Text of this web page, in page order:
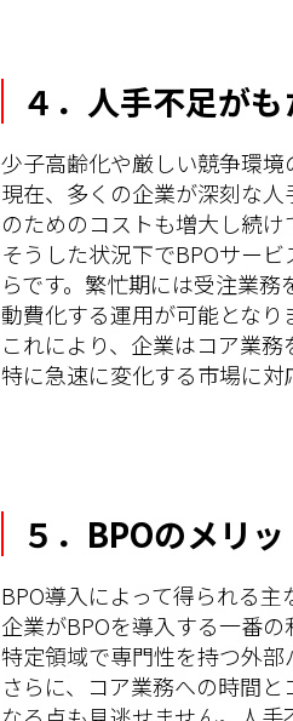
４．人手不足が
少子高齢化や厳しい競争環境
現在、多くの企業が深刻な
のためのコストも増大し続け
そうした状況下でBPOサー
らです。繁忙期には受注業
動費化する運用が可能となり
これにより、企業はコア業
特に急速に変化する市場に対
５．BPOのメリッ
BPO導入によって得られる主
企業がBPOを導入する一番
特定領域で専門性を持つ外部
さらに、コア業務への時間